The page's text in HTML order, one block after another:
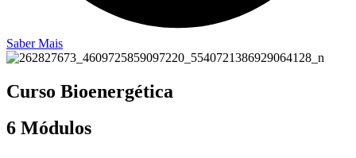
Saber Mais
Curso Bioenergética
6 Módulos